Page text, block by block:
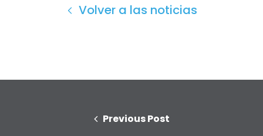
Volver a las noticias
Previous Post